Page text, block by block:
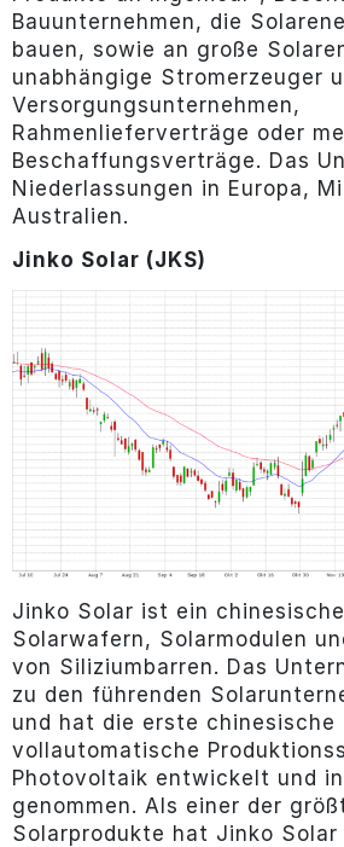
Bauunternehmen, die
bauen, sowie an große
unabhängige Stromerzeuger
Versorgungsunternehmen,
Rahmenlieferverträge oder
Beschaffungsverträge. Das
Niederlassungen in Europa,
Australien.
Jinko Solar (JKS)
Jinko Solar ist ein
Solarwafern, Solarmodulen
von Siliziumbarren. Das
zu den führenden
und hat die erste chinesische
vollautomatische
Photovoltaik entwickelt und
genommen. Als einer der
Solarprodukte hat Jinko Solar